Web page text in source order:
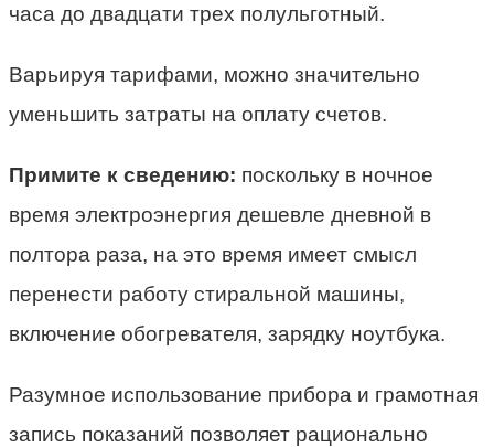
часа до двадцати трех полульготный.
Варьируя тарифами, можно значительно
уменьшить затраты на оплату счетов.
Примите к сведению: поскольку в ночное
время электроэнергия дешевле дневной в
полтора раза, на это время имеет смысл
перенести работу стиральной машины,
включение обогревателя, зарядку ноутбука.
Разумное использование прибора и грамотная
запись показаний позволяет рационально